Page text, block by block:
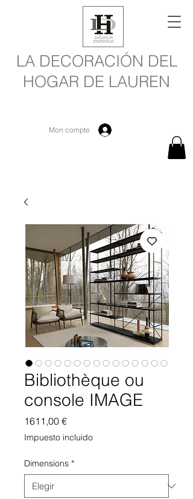
LA DECORACIÓN DEL
HOGAR DE LAUREN
Mon compte
Bibliothèque ou
console IMAGE
1611,00 €Precio
Impuesto incluido
Dimensions *